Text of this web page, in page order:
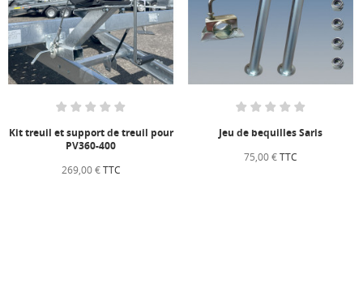
Kit treuil et support de treuil pour
PV360-400
269,00 €TTC
Jeu de bequilles Saris
75,00 €TTC